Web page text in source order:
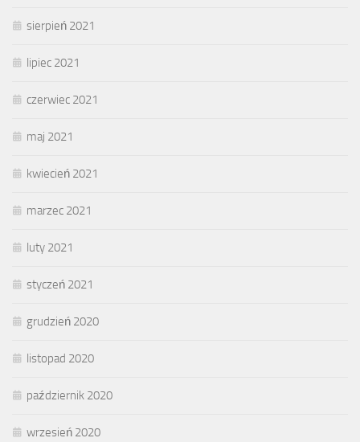
sierpień 2021
lipiec 2021
czerwiec 2021
maj 2021
kwiecień 2021
marzec 2021
luty 2021
styczeń 2021
grudzień 2020
listopad 2020
październik 2020
wrzesień 2020